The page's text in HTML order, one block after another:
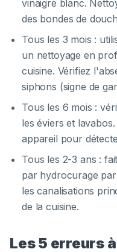
vinaigre blanc.
des bondes de
Tous les 3 mois :
un nettoyage en
cuisine. Vérifiez
siphons (signe de
Tous les 6 mois :
les éviers et
appareil pour
Tous les 2-3 ans :
par hydrocurage
les canalisations
de la cuisine.
Les 5 erreurs